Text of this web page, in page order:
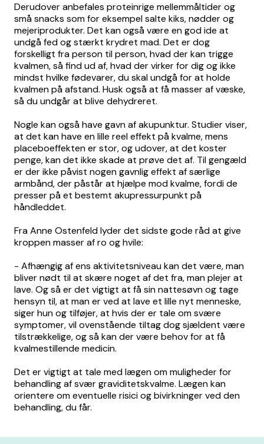
Derudover anbefales proteinrige mellemmåltider og
små snacks som for eksempel salte kiks, nødder og
mejeriprodukter. Det kan også være en god ide at
undgå fed og stærkt krydret mad. Det er dog
forskelligt fra person til person, hvad der kan trigge
kvalmen, så find ud af, hvad der virker for dig og ikke
mindst hvilke fødevarer, du skal undgå for at holde
kvalmen på afstand. Husk også at få masser af væske,
så du undgår at blive dehydreret.
Nogle kan også have gavn af akupunktur. Studier viser,
at det kan have en lille reel effekt på kvalme, mens
placeboeffekten er stor, og udover, at det koster
penge, kan det ikke skade at prøve det af. Til gengæld
er der ikke påvist nogen gavnlig effekt af særlige
armbånd, der påstår at hjælpe mod kvalme, fordi de
presser på et bestemt akupressurpunkt på
håndleddet.
Fra Anne Ostenfeld lyder det sidste gode råd at give
kroppen masser af ro og hvile:
- Afhængig af ens aktivitetsniveau kan det være, man
bliver nødt til at skære noget af det fra, man plejer at
lave. Og så er det vigtigt at få sin nattesøvn og tage
hensyn til, at man er ved at lave et lille nyt menneske,
siger hun og tilføjer, at hvis der er tale om svære
symptomer, vil ovenstående tiltag dog sjældent være
tilstrækkelige, og så kan der være behov for at få
kvalmestillende medicin.
Det er vigtigt at tale med lægen om muligheder for
behandling af svær graviditetskvalme. Lægen kan
orientere om eventuelle risici og bivirkninger ved den
behandling, du får.